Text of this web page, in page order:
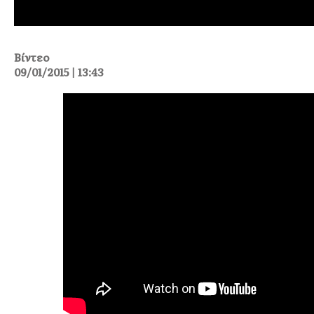
Βίντεο
09/01/2015 | 13:43